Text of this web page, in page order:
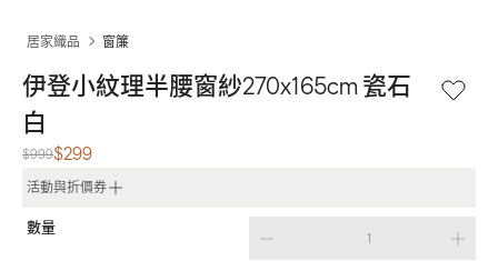
居家織品 窗簾
伊登小紋理半腰窗紗270x165cm 瓷石
白
$999$299
活動與折價券
數量